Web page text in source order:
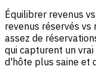
Équilibrer revenus
revenus réservés vs
assez de
qui capturent un
d'hôte plus saine et